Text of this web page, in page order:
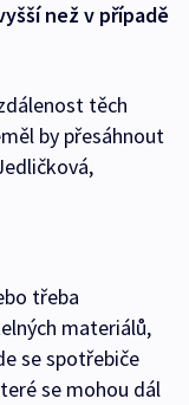
než v případě
těch
by přesáhnout
třeba
materiálů,
se spotřebiče
se mohou dál